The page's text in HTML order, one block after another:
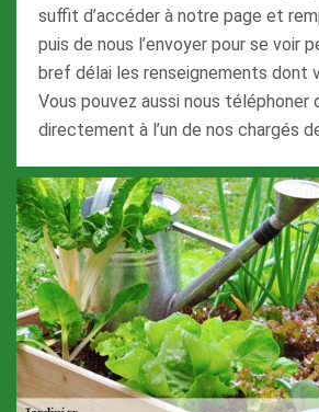
suffit d’accéder à notre page et
puis de nous l’envoyer pour se voir
bref délai les renseignements dont
Vous pouvez aussi nous téléphoner
directement à l’un de nos chargés